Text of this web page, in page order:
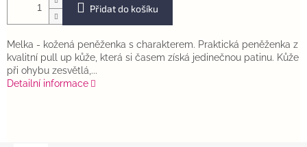
Přidat do košíku
Melka - kožená peněženka s charakterem. Praktická peněženka z
kvalitní pull up kůže, která si časem získá jedinečnou patinu. Kůže
při ohybu zesvětlá,...
Detailní informace